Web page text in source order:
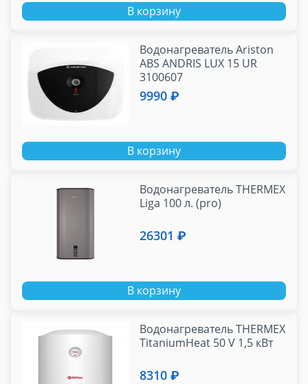
В корзину
Водонагреватель Ariston
ABS ANDRIS LUX 15 UR
3100607
9990 ₽
В корзину
Водонагреватель THERMEX
Liga 100 л. (pro)
26301 ₽
В корзину
Водонагреватель THERMEX
TitaniumHeat 50 V 1,5 кВт
8310 ₽